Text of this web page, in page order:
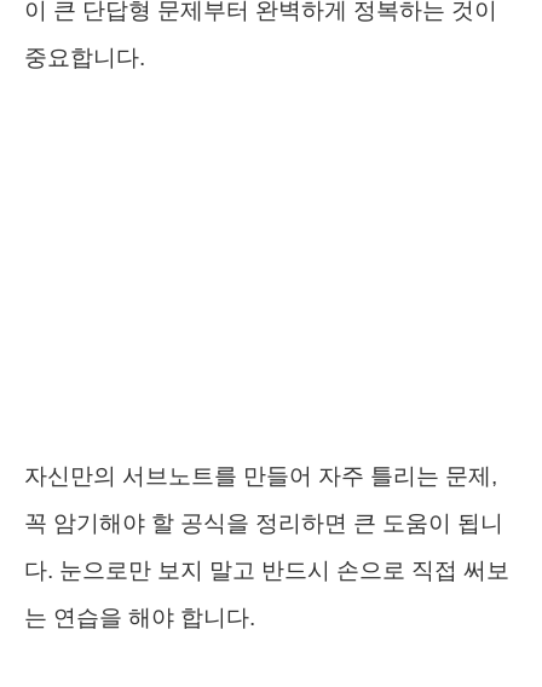
이 큰 단답형 문제부터 완벽하게 정복하는 것이
중요합니다.
자신만의 서브노트를 만들어 자주 틀리는 문제,
꼭 암기해야 할 공식을 정리하면 큰 도움이 됩니
다. 눈으로만 보지 말고 반드시 손으로 직접 써보
는 연습을 해야 합니다.